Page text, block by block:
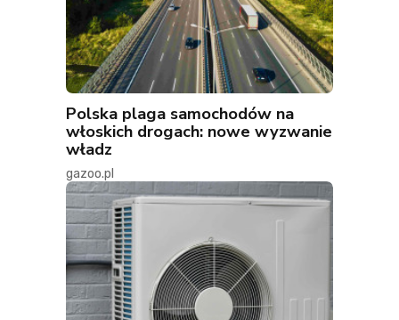
Polska plaga samochodów na
włoskich drogach: nowe wyzwanie
władz
gazoo.pl